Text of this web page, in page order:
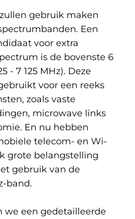
gebruik maken
Een
voor extra
is de bovenste 6
- 7 125 MHz). Deze
voor een reeks
zoals vaste
microwave links
En nu hebben
telecom- en Wi-
grote belangstelling
gebruik van de
band.
we een gedetailleerde